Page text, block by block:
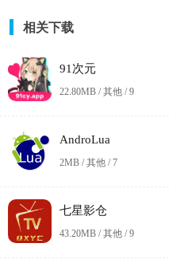
相关下载
91次元
22.80MB / 其他 /9
AndroLua
2MB / 其他 /7
七星影仓
43.20MB / 其他 /9